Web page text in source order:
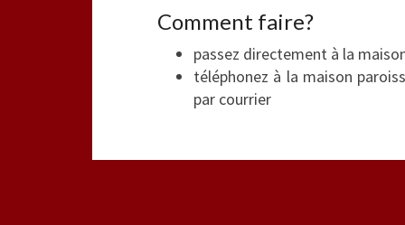
Comment faire?
passez directement à la
téléphonez à la maison
par courrier